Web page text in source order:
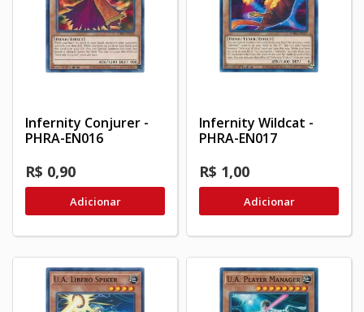
Infernity Conjurer -
PHRA-EN016
R$ 0,90
Adicionar
Infernity Wildcat -
PHRA-EN017
R$ 1,00
Adicionar